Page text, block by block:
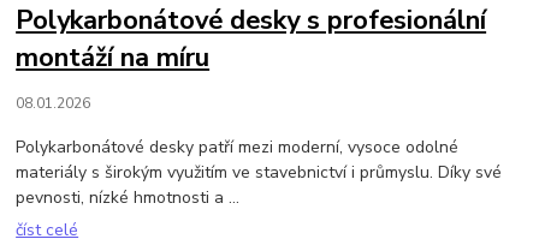
Polykarbonátové desky s profesionální
montáží na míru
08.01.2026
Polykarbonátové desky patří mezi moderní, vysoce odolné
materiály s širokým využitím ve stavebnictví i průmyslu. Díky své
pevnosti, nízké hmotnosti a ...
číst celé